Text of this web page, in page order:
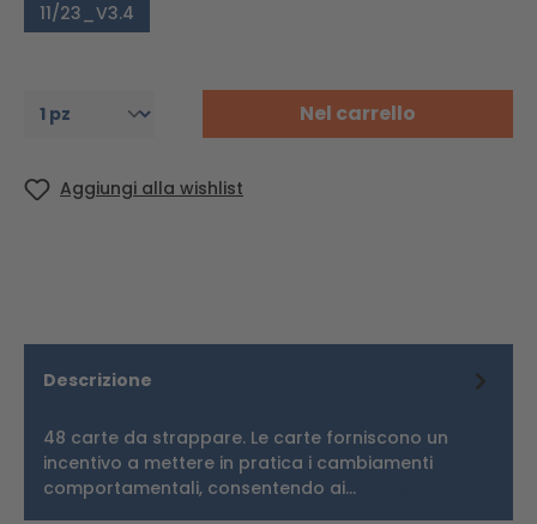
11/23_V3.4
Nel carrello
Aggiungi alla wishlist
Descrizione
48 carte da strappare. Le carte forniscono un
incentivo a mettere in pratica i cambiamenti
comportamentali, consentendo ai…